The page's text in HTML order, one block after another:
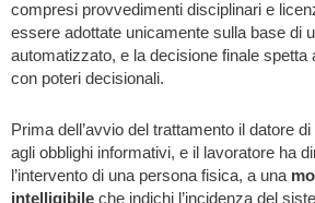
compresi provvedimenti disciplinari e
essere adottate unicamente sulla base di
automatizzato, e la decisione finale spetta
con poteri decisionali.
Prima dell’avvio del trattamento il datore
agli obblighi informativi, e il lavoratore ha
l’intervento di una persona fisica, a una
intelligibile che indichi l’incidenza del